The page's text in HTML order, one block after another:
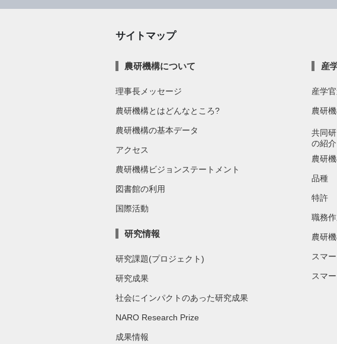
サイトマップ
農研機構について
理事長メッセージ
農研機構とはどんなところ?
農研機構の基本データ
アクセス
農研機構ビジョンステートメント
図書館の利用
国際活動
研究情報
研究課題(プロジェクト)
研究成果
社会にインパクトのあった研究成果
NARO Research Prize
成果情報
産
産学
農研
共同
の紹介
農研
品種
特許
職務
農研
スマ
スマ